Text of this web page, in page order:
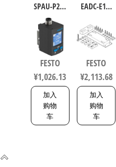
SPAU-P2R-
W-G18FD-L-
PNLK-
PNVBA-M8U
数字压力
传感器 符
合EN 60947-
5-2 8001232
FESTO
¥1,026.13
加入
购物
车
EADC-E16-
业自动化
零部件 规
8047581
FESTO
¥2,113.68
加入
购物
车